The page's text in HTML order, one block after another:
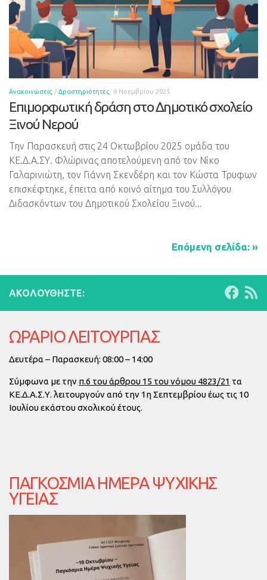
Ανακοινώσεις / Δραστηριότητες 9 Νοεμβρίου 2025
Επιμορφωτική δράση στο Δημοτικό σχολείο
Ξινού Νερού
Την Παρασκευή στις 24 Οκτωβρίου 2025 ομάδα του
ΚΕ.Δ.Α.ΣΥ. Φλώρινας αποτελούμενη από τον Νίκο
Γαλαρινιώτη, τον Γιάννη Σκενδέρη και τον Κώστα Τρυφων
επισκέφτηκε, έπειτα από κοινό αίτημα του Συλλόγου
Διδασκόντων του Δημοτικού Σχολείου Ξινού...
Επόμενη σελίδα: »
ΑΚΟΛΟΥΘΉΣΤΕ:
ΩΡΑΡΙΟ ΛΕΙΤΟΥΡΓΙΑΣ
Δευτέρα – Παρασκευή: 08:00 – 14:00
Σύμφωνα με την π.6 του άρθρου 15 του νόμου 4823/21 τα
ΚΕ.Δ.Α.Σ.Υ. λειτουργούν από την 1η Σεπτεμβρίου έως τις 10
Ιουλίουεκάστου σχολικού έτους.
ΠΑΓΚΌΣΜΙΑ ΗΜΈΡΑ ΨΥΧΙΚΉΣ
ΥΓΕΊΑΣ